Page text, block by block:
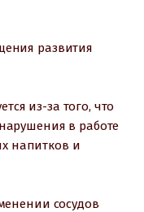
развития
из-за того, что
в работе
напитков и
сосудов